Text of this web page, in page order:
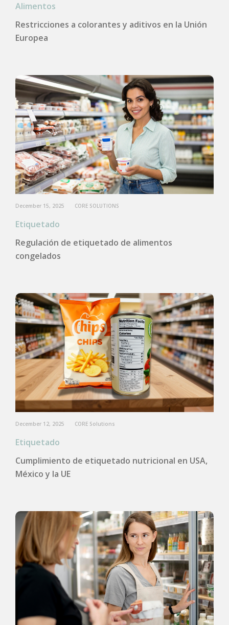
Alimentos
Restricciones a colorantes y aditivos en la Unión
Europea
December 15, 2025 CORE SOLUTIONS
Etiquetado
Regulación de etiquetado de alimentos
congelados
December 12, 2025 CORE Solutions
Etiquetado
Cumplimiento de etiquetado nutricional en USA,
México y la UE